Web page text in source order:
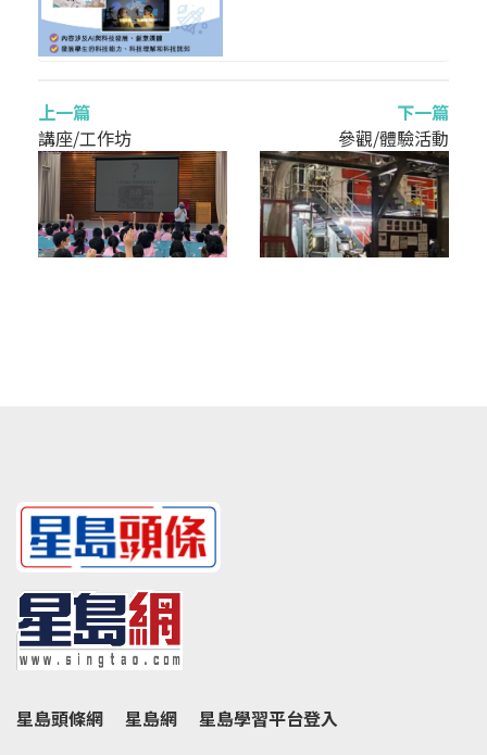
上一篇
講座/工作坊
下一篇
參觀/體驗活動
星島頭條網 星島網 星島學習平台登入